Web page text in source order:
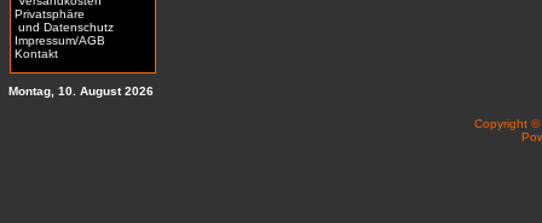
Privatsphäre
und Datenschutz
Impressum/AGB
Kontakt
Montag, 10. August 2026
Copyright